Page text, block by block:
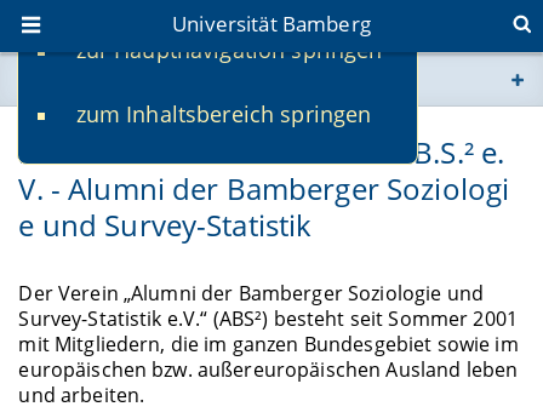
zur Hauptnavigation springen
zum Inhaltsbereich springen
Universität Bamberg
www.uni-bamberg.de
univis.uni-bamberg.de
Herzlich willkommen beim A.B.S.² e.
V. - Alumni der Bamberger Soziologi
e und Survey-Statistik
Der Verein „Alumni der Bamberger Soziologie und
Survey-Statistik e.V.“ (ABS²) besteht seit Sommer 2001
mit Mitgliedern, die im ganzen Bundesgebiet sowie im
europäischen bzw. außereuropäischen Ausland leben
und arbeiten.